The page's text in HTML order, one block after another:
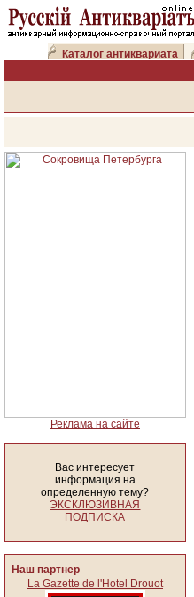
Каталог антиквариата
Реклама на сайте
Вас интересует
информация на
определенную тему?
ЭКСКЛЮЗИВНАЯ
ПОДПИСКА
Наш партнер
La Gazette de l'Hotel Drouot